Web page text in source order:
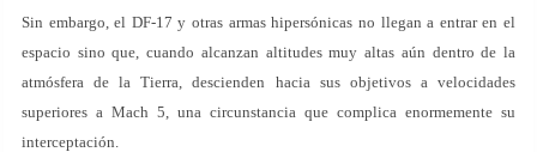
Sin embargo, el DF-17 y otras armas hipersónicas no llegan a entrar en el
espacio sino que, cuando alcanzan altitudes muy altas aún dentro de la
atmósfera de la Tierra, descienden hacia sus objetivos a velocidades
superiores a Mach 5, una circunstancia que complica enormemente su
interceptación.